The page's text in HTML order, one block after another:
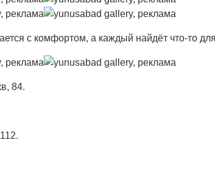
с комфортом, а каждый найдёт что-то
84.